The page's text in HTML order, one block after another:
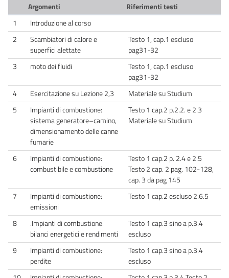
Argomenti
Riferimenti testi
1
Introduzione al corso
2
Scambiatori di calore e
superfici alettate
Testo 1, cap.1 escluso
pag31-32
3
moto dei fluidi
Testo 1, cap.1 escluso
pag31-32
4
Esercitazione su Lezione 2,3
Materiale su Studium
5
Impianti di combustione:
sistema generatore–camino,
dimensionamento delle canne
fumarie
Testo 1 cap.2 p.2.2. e 2.3
Materiale su Studium
6
Impianti di combustione:
combustibile e combustione
Testo 1 cap.2 p. 2.4 e 2.5
Testo 2 cap. 2 pag. 102-128,
cap. 3 da pag 145
7
Impianti di combustione:
emissioni
Testo 1 cap.2 escluso 2.6.5
8
.Impianti di combustione:
bilanci energetici e rendimenti
Testo 1 cap.3 sino a p.3.4
escluso
9
Impianti di combustione:
perdite
Testo 1 cap.3 sino a p.3.4
escluso